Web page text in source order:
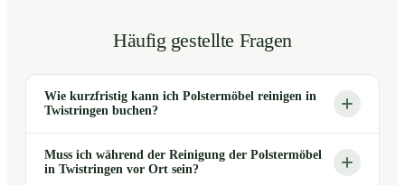
Häufig gestellte Fragen
Wie kurzfristig kann ich Polstermöbel reinigen in
Twistringen buchen?
Muss ich während der Reinigung der Polstermöbel
in Twistringen vor Ort sein?